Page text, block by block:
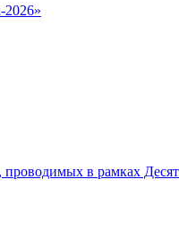
2026»
в рамках